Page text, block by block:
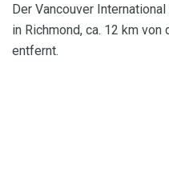
Der Vancouver
in Richmond, ca. 12 km
entfernt.